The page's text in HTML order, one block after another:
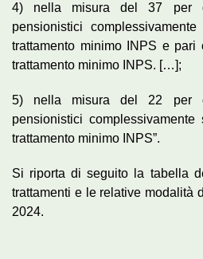
4) nella misura del 37 per
pensionistici
trattamento minimo INPS e
trattamento minimo INPS. […];
5) nella misura del 22 per
pensionistici
trattamento minimo INPS”.
Si riporta di seguito la tabella
trattamenti e le relative modalità
2024.